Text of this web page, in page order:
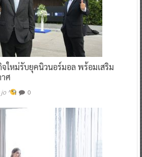
ใหม่รับยุคนิวนอร์มอล พร้อมเสริม
ศ
jo ^ 0